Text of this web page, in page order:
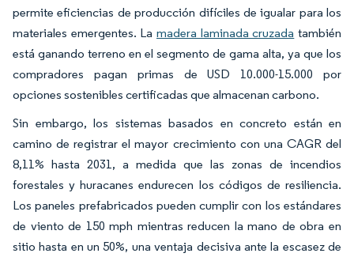
permite eficiencias de producción difíciles de igualar para los
materiales emergentes. La madera laminada cruzada también
está ganando terreno en el segmento de gama alta, ya que los
compradores pagan primas de USD 10.000-15.000 por
opciones sostenibles certificadas que almacenan carbono.
Sin embargo, los sistemas basados en concreto están en
camino de registrar el mayor crecimiento con una CAGR del
8,11% hasta 2031, a medida que las zonas de incendios
forestales y huracanes endurecen los códigos de resiliencia.
Los paneles prefabricados pueden cumplir con los estándares
de viento de 150 mph mientras reducen la mano de obra en
sitio hasta en un 50%, una ventaja decisiva ante la escasez de